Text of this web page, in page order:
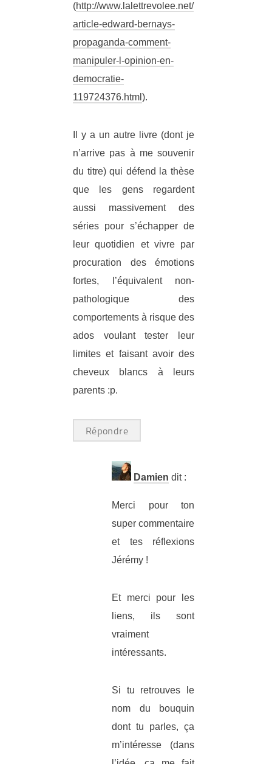
(http://www.lalettrevolee.net/
article-edward-bernays-
propaganda-comment-
manipuler-l-opinion-en-
democratie-
119724376.html ).
Il y a un autre livre (dont je
n’arrive pas à me souvenir
du titre) qui défend la thèse
que les gens regardent
aussi massivement des
séries pour s’échapper de
leur quotidien et vivre par
procuration des émotions
fortes, l’équivalent non-
pathologique des
comportements à risque des
ados voulant tester leur
limites et faisant avoir des
cheveux blancs à leurs
parents :p.
Répondre
Damien dit :
Merci pour ton
super commentaire
et tes réflexions
Jérémy !
Et merci pour les
liens, ils sont
vraiment
intéressants.
Si tu retrouves le
nom du bouquin
dont tu parles, ça
m’intéresse (dans